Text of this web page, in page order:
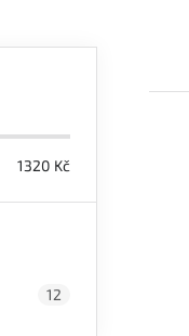
1320 Kč
12